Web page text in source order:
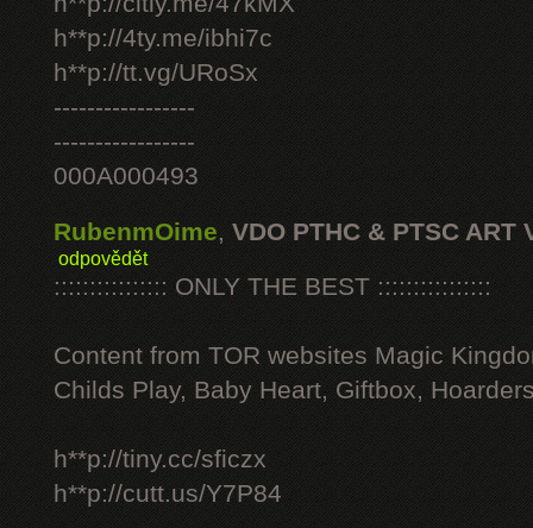
h**p://4ty.me/ibhi7c
h**p://tt.vg/URoSx
-----------------
-----------------
000A000493
RubenmOime, VDO PTHC & PTSC ART
odpovědět
:::::::::::::::: ONLY THE BEST ::::::::::::::::
Content from TOR websites Magic
Childs Play, Baby Heart, Giftbox,
h**p://tiny.cc/sficzx
h**p://cutt.us/Y7P84